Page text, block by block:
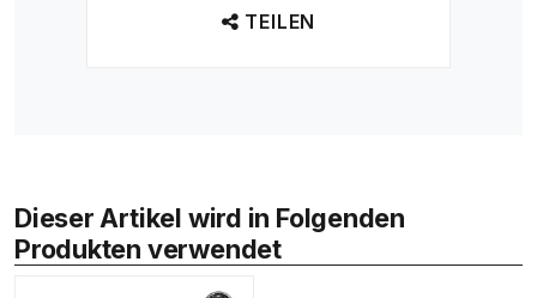
TEILEN
Dieser Artikel wird in Folgenden
Produkten verwendet